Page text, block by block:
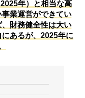
年）と相当な高
業運営ができてい
財務健全性は大い
あるが、2025年に